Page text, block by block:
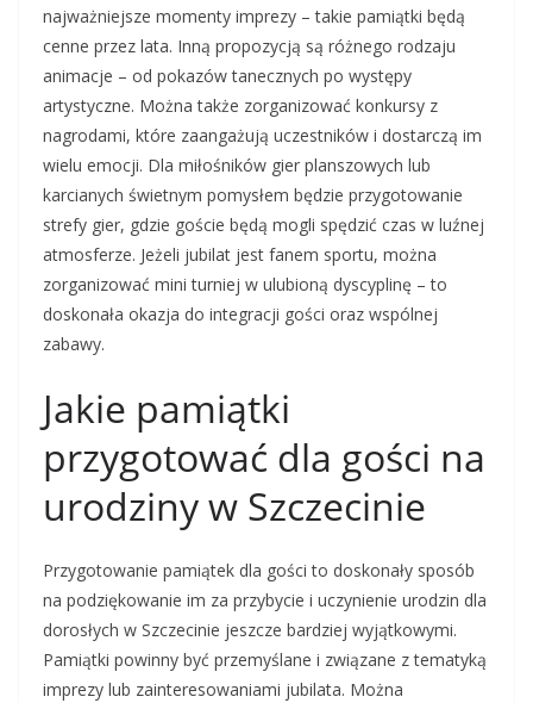
najważniejsze momenty imprezy – takie pamiątki będą
cenne przez lata. Inną propozycją są różnego rodzaju
animacje – od pokazów tanecznych po występy
artystyczne. Można także zorganizować konkursy z
nagrodami, które zaangażują uczestników i dostarczą im
wielu emocji. Dla miłośników gier planszowych lub
karcianych świetnym pomysłem będzie przygotowanie
strefy gier, gdzie goście będą mogli spędzić czas w luźnej
atmosferze. Jeżeli jubilat jest fanem sportu, można
zorganizować mini turniej w ulubioną dyscyplinę – to
doskonała okazja do integracji gości oraz wspólnej
zabawy.
Jakie pamiątki
przygotować dla gości na
urodziny w Szczecinie
Przygotowanie pamiątek dla gości to doskonały sposób
na podziękowanie im za przybycie i uczynienie urodzin dla
dorosłych w Szczecinie jeszcze bardziej wyjątkowymi.
Pamiątki powinny być przemyślane i związane z tematyką
imprezy lub zainteresowaniami jubilata. Można